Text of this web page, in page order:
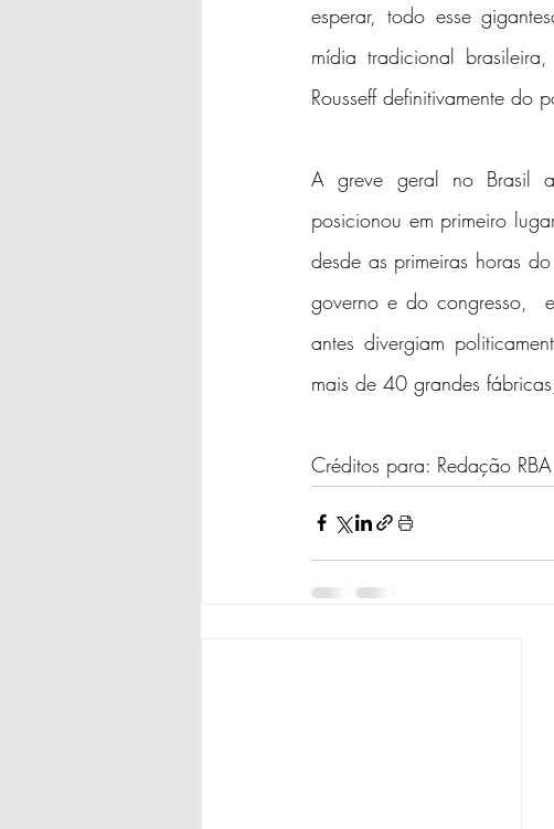
esperar, todo esse
mídia tradicional
Rousseff definitivamente do
A greve geral no Brasil
posicionou em primeiro
desde as primeiras horas
governo e do congresso,
antes divergiam
mais de 40 grandes
Créditos para: Redação